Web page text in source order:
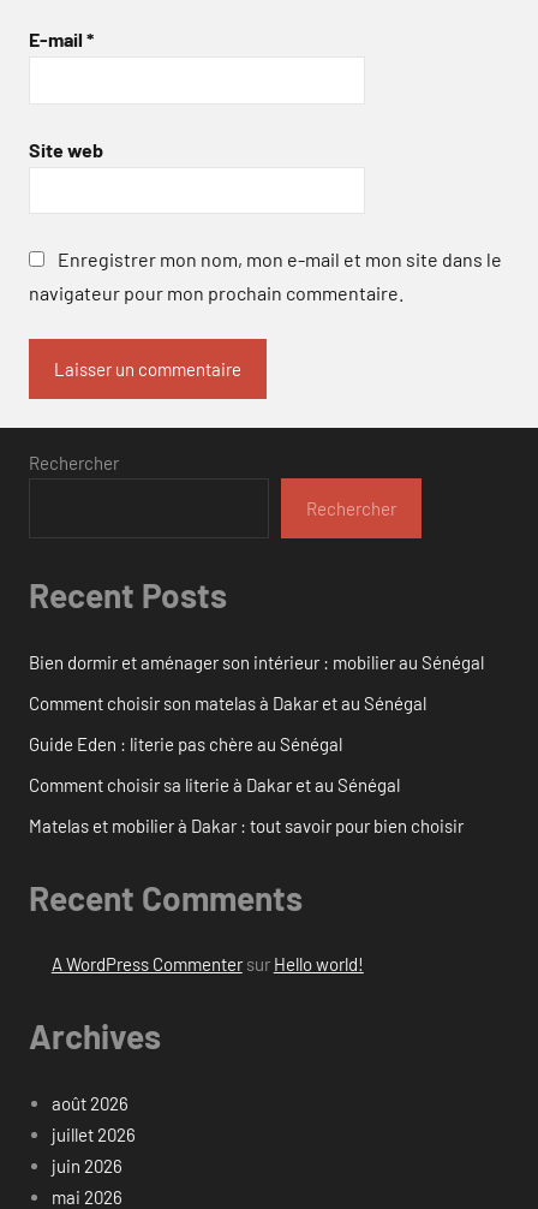
E-mail *
Site web
Enregistrer mon nom, mon e-mail et mon site dans le
navigateur pour mon prochain commentaire.
Rechercher
Rechercher
Recent Posts
Bien dormir et aménager son intérieur : mobilier au Sénégal
Comment choisir son matelas à Dakar et au Sénégal
Guide Eden : literie pas chère au Sénégal
Comment choisir sa literie à Dakar et au Sénégal
Matelas et mobilier à Dakar : tout savoir pour bien choisir
Recent Comments
A WordPress Commentersur Hello world!
Archives
août 2026
juillet 2026
juin 2026
mai 2026